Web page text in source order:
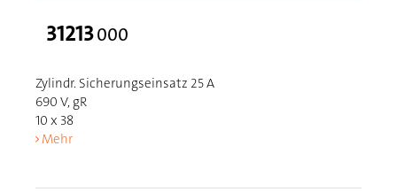
31213000
Zylindr. Sicherungseinsatz 25 A
690 V, gR
10 x 38
Mehr